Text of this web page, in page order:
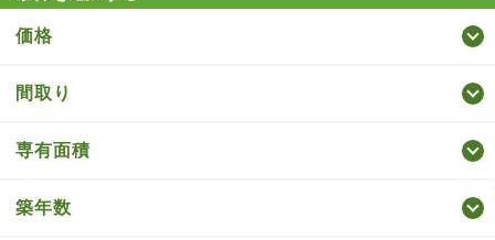
価格
間取り
専有面積
築年数